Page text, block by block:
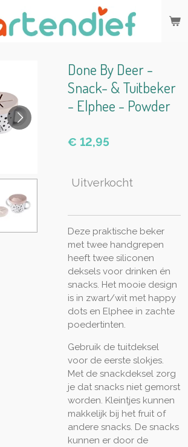
Done By Deer -
Snack- & Tuitbeker
- Elphee - Powder
€ 12,95
Uitverkocht
Deze praktische beker
met twee handgrepen
heeft twee siliconen
deksels voor drinken én
snacks. Het mooie design
is in zwart/wit met happy
dots en Elphee in zachte
poedertinten.
Gebruik de tuitdeksel
voor de eerste slokjes.
Met de snackdeksel zorg
je dat snacks niet gemorst
worden. Kleintjes kunnen
makkelijk bij het fruit of
andere snacks. De snacks
kunnen er door de